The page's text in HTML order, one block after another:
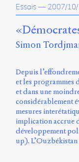
Essais — 2007/
Simon
Depuis
et les programmes
et dans une
considérablement
mesures
implication accrue
développement
up).